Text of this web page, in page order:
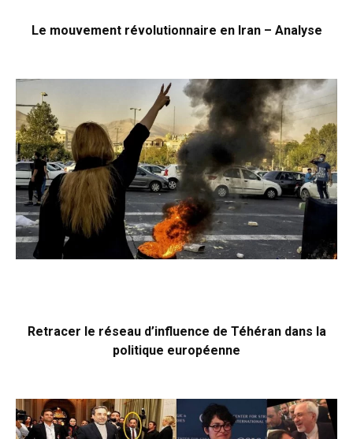
Le mouvement révolutionnaire en Iran – Analyse
Retracer le réseau d’influence de Téhéran dans la
politique européenne